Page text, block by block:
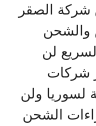
الصقر
والشحن
لن
شركات
لسوريا ولن
الشحن